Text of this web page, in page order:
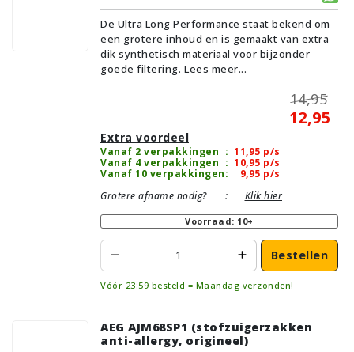
De Ultra Long Performance staat bekend om
een grotere inhoud en is gemaakt van extra
dik synthetisch materiaal voor bijzonder
goede filtering. Lees meer...
14,95
12,95
Extra voordeel
Vanaf 2 verpakkingen : 11,95 p/s
Vanaf 4 verpakkingen : 10,95 p/s
Vanaf 10 verpakkingen: 9,95 p/s
Grotere afname nodig?
: Klik hier
Voorraad: 10+
Bestellen
Vóór 23:59 besteld = Maandag verzonden!
AEG AJM68SP1 (stofzuigerzakken
anti-allergy, origineel)